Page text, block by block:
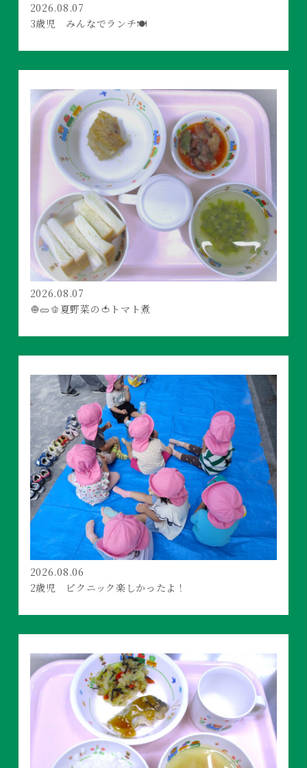
2026.08.07
3歳児 みんなでランチ🍽️
2026.08.07
🧅🥒🫑夏野菜の🍅トマト煮
2026.08.06
2歳児 ピクニック楽しかったよ！